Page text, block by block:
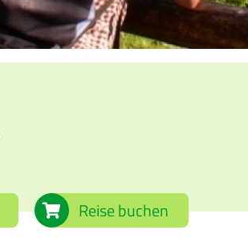
Reise buchen